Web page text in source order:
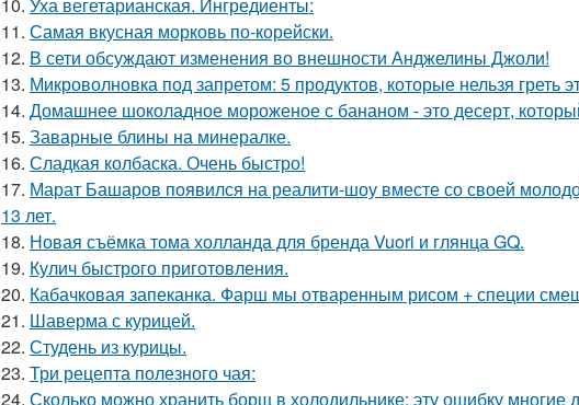
11. Самая вкусная морковь по-корейски.
12. В сети обсуждают изменения во внешности Анджелины Джоли!
13. Микроволновка под запретом: 5 продуктов, которые нельзя греть
14. Домашнее шоколадное мороженое с бананом - это десерт,
15. Заварные блины на минералке.
16. Сладкая колбаска. Очень быстро!
17. Марат Башаров появился на реалити-шоу вместе со своей
13 лет.
18. Новая съёмка тома холланда для бренда Vuori и глянца GQ.
19. Кулич быстрого приготовления.
20. Кабачковая запеканка. Фарш мы отваренным рисом + специи
21. Шаверма с курицей.
22. Студень из курицы.
23. Три рецепта полезного чая:
24. Сколько можно хранить борщ в холодильнике: эту ошибку многие